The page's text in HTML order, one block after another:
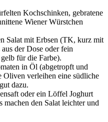
Kochschinken, gebratene
Wiener Würstchen
Salat mit Erbsen (TK, kurz mit
der Dose oder fein
für die Farbe).
in Öl (abgetropft und
Oliven verleihen eine südliche
dazu.
oder ein Löffel Joghurt
machen den Salat leichter und